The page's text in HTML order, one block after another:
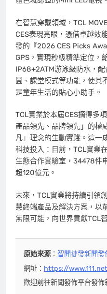
在智慧穿戴領域，TCL
CES表現亮眼，憑借卓越效
發的『2026 CES Picks
GPS，實現秒級精準定位，
IP68+2ATM游泳級防水，
圖、課堂模式等功能，使其
是童年生活的貼心小助手。
TCL實業於本屆CES摘得多
產品領先、品牌領先」的權
凡」理念的生動實踐。這一
科技投入：目前，TCL實業
生態合作實驗室，34478件
超120億元。
未來，TCL實業將持續引領
慧終端產品及解決方案，以
無限可能，向世界貢獻TCL
原始來源：智聞捷發新聞發
網址： https://
歡迎前往新聞發佈平台發佈